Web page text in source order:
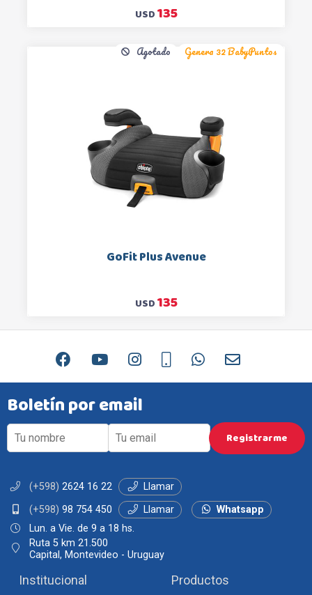
USD135
Agotado Genera 32 BabyPuntos
GoFit Plus Avenue
USD135
Boletín por email
(+598) 2624 16 22
Llamar
(+598) 98 754 450 Llamar
Whatsapp
Lun. a Vie. de 9 a 18 hs.
Ruta 5 km 21.500
Capital, Montevideo - Uruguay
Institucional Productos